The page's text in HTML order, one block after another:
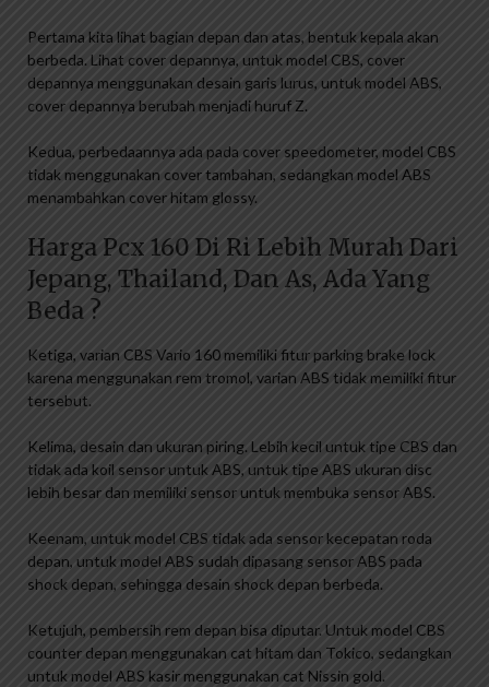
Pertama kita lihat bagian depan dan atas, bentuk kepala akan
berbeda. Lihat cover depannya, untuk model CBS, cover
depannya menggunakan desain garis lurus, untuk model ABS,
cover depannya berubah menjadi huruf Z.
Kedua, perbedaannya ada pada cover speedometer, model CBS
tidak menggunakan cover tambahan, sedangkan model ABS
menambahkan cover hitam glossy.
Harga Pcx 160 Di Ri Lebih Murah Dari
Jepang, Thailand, Dan As, Ada Yang
Beda ?
Ketiga, varian CBS Vario 160 memiliki fitur parking brake lock
karena menggunakan rem tromol, varian ABS tidak memiliki fitur
tersebut.
Kelima, desain dan ukuran piring. Lebih kecil untuk tipe CBS dan
tidak ada koil sensor untuk ABS, untuk tipe ABS ukuran disc
lebih besar dan memiliki sensor untuk membuka sensor ABS.
Keenam, untuk model CBS tidak ada sensor kecepatan roda
depan, untuk model ABS sudah dipasang sensor ABS pada
shock depan, sehingga desain shock depan berbeda.
Ketujuh, pembersih rem depan bisa diputar. Untuk model CBS
counter depan menggunakan cat hitam dan Tokico, sedangkan
untuk model ABS kasir menggunakan cat Nissin gold.